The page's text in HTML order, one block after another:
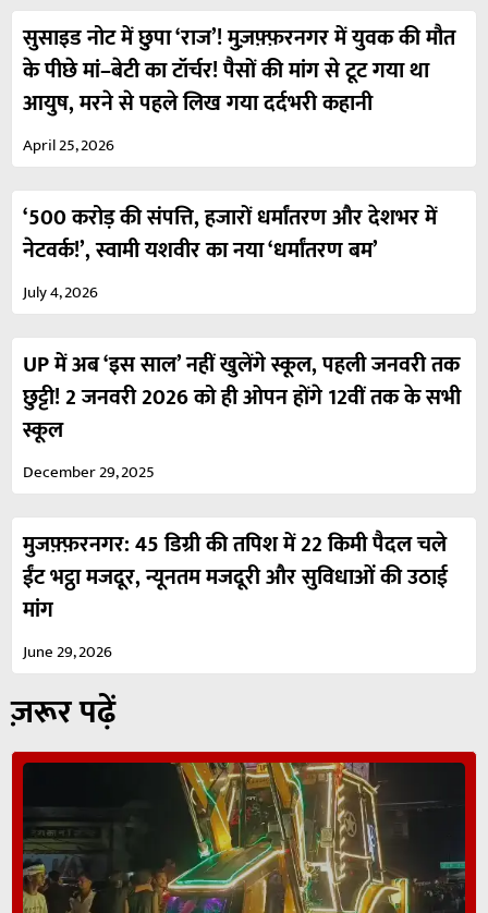
सुसाइड नोट में छुपा ‘राज’! मुज़फ़्फ़रनगर में युवक की मौत
के पीछे मां–बेटी का टॉर्चर! पैसों की मांग से टूट गया था
आयुष, मरने से पहले लिख गया दर्दभरी कहानी
April 25, 2026
‘500 करोड़ की संपत्ति, हजारों धर्मांतरण और देशभर में
नेटवर्क!’, स्वामी यशवीर का नया ‘धर्मांतरण बम’
July 4, 2026
UP में अब ‘इस साल’ नहीं खुलेंगे स्कूल, पहली जनवरी तक
छुट्टी! 2 जनवरी 2026 को ही ओपन होंगे 12वीं तक के सभी
स्कूल
December 29, 2025
मुजफ़्फ़रनगर: 45 डिग्री की तपिश में 22 किमी पैदल चले
ईंट भट्ठा मजदूर, न्यूनतम मजदूरी और सुविधाओं की उठाई
मांग
June 29, 2026
ज़रूर पढ़ें